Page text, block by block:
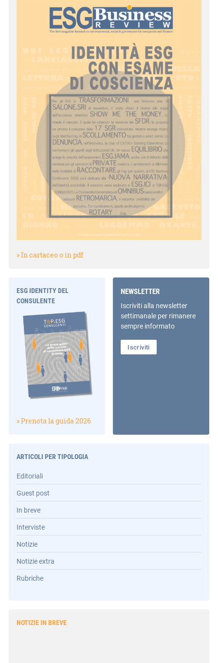
» In cartaceo o in pdf
ESG IDENTITY DEL
CONSULENTE
» Prenota la guida 2026
NEWSLETTER
Iscriviti alla newsletter
settimanale per rimanere
sempre informato
Iscriviti
ARTICOLI PER TIPOLOGIA
Editoriali
Guest post
In breve
Interviste
Notizie
Notizie extra
Rubriche
NOTIZIE IN BREVE